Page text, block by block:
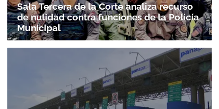
Sala Tercera de la Corte analiza recurso
de nulidad contra funciones de la Policía
Municipal